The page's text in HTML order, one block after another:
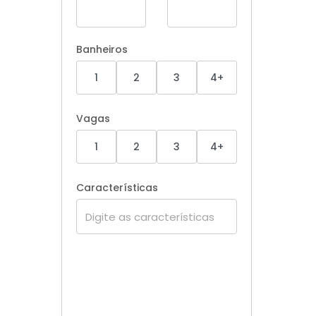
Banheiros
1
2 3 4+
Vagas
1
2 3 4+
Características